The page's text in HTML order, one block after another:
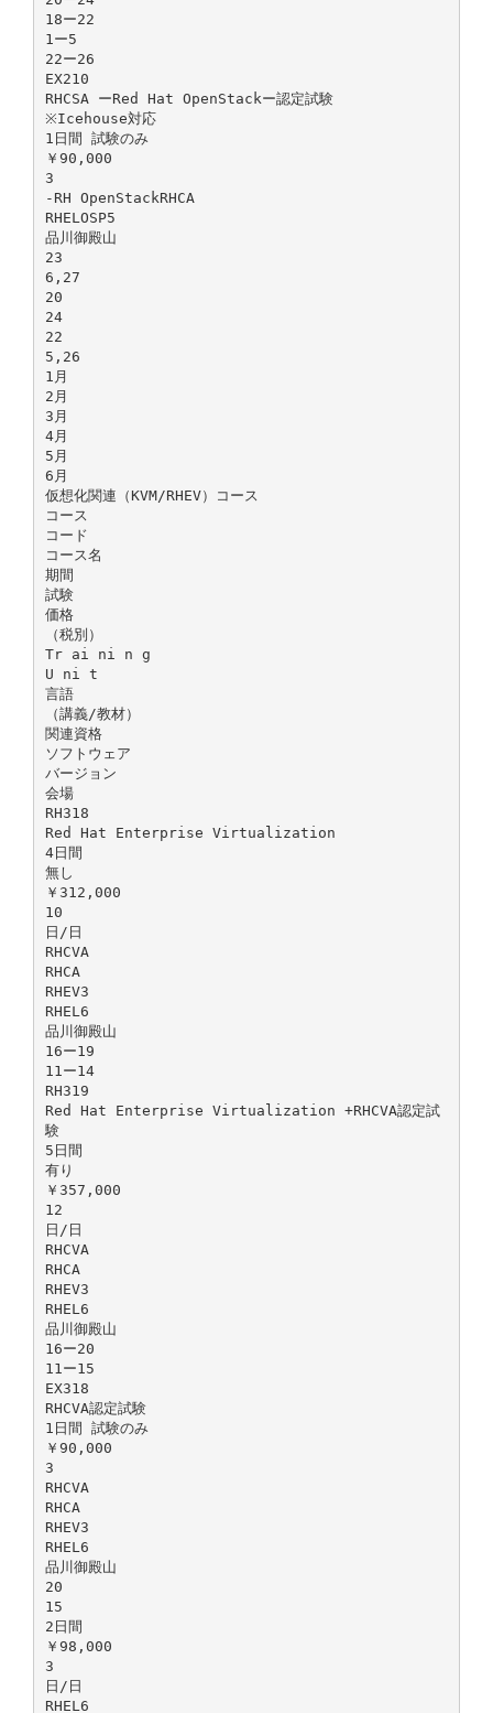
18ー22
1ー5
22ー26
EX210
RHCSA ーRed Hat OpenStackー認定試験
※Icehouse対応
1日間 試験のみ
￥90,000
3
-RH OpenStackRHCA
RHELOSP5
品川御殿山
23
6,27
20
24
22
5,26
1月
2月
3月
4月
5月
6月
仮想化関連（KVM/RHEV）コース
コース
コード
コース名
期間
試験
価格
（税別）
Tr ai ni n g
U ni t
言語
（講義/教材）
関連資格
ソフトウェア
バージョン
会場
RH318
Red Hat Enterprise Virtualization
4日間
無し
￥312,000
10
日/日
RHCVA
RHCA
RHEV3
RHEL6
品川御殿山
16ー19
11ー14
RH319
Red Hat Enterprise Virtualization +RHCVA認定試
験
5日間
有り
￥357,000
12
日/日
RHCVA
RHCA
RHEV3
RHEL6
品川御殿山
16ー20
11ー15
EX318
RHCVA認定試験
1日間 試験のみ
￥90,000
3
RHCVA
RHCA
RHEV3
RHEL6
品川御殿山
20
15
2日間
￥98,000
3
日/日
RHEL6